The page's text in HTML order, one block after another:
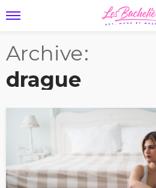
Archive
drague